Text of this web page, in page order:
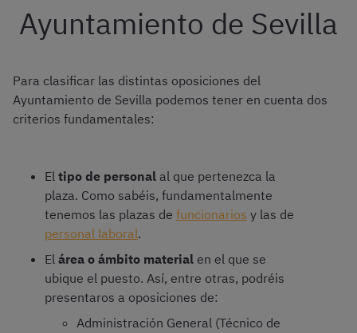
Ayuntamiento de Sevilla
Para clasificar las distintas oposiciones del
Ayuntamiento de Sevilla podemos tener en cuenta dos
criterios fundamentales:
El tipo de personal al que pertenezca la
plaza. Como sabéis, fundamentalmente
tenemos las plazas de funcionarios y las de
personal laboral.
El área o ámbito material en el que se
ubique el puesto. Así, entre otras, podréis
presentaros a oposiciones de:
Administración General (Técnico de